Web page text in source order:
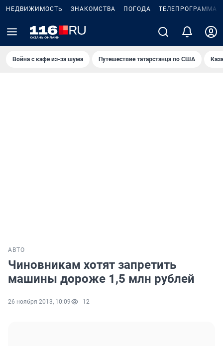
НЕДВИЖИМОСТЬ ЗНАКОМСТВА ПОГОДА ТЕЛЕПРОГРАММА
Война с кафе из-за шума Путешествие татарстанца по США
АВТО
Чиновникам хотят запретить
машины дороже 1,5 млн рублей
26 ноября 2013, 10:09 12